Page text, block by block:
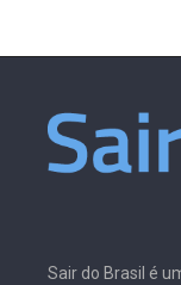
Sair do Brasil é